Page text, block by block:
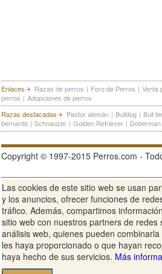
Enlaces Razas de perros | Foro de Perros | Venta
perros | Adopciones de perros
Razas destacadas
Pastor alemán | Bulldog | Bull
bernardo | Schnauzer | Golden Retriever | Doberman
Copyright © 1997-2015 Perros.com -
Publicidad en Perros.com |
Ver sitio web
Las cookies de este sitio web se usan
y los anuncios, ofrecer funciones de
tráfico. Además, compartimos
sitio web con nuestros partners de redes
análisis web, quienes pueden
les haya proporcionado o que hayan
haya hecho de sus servicios. Más